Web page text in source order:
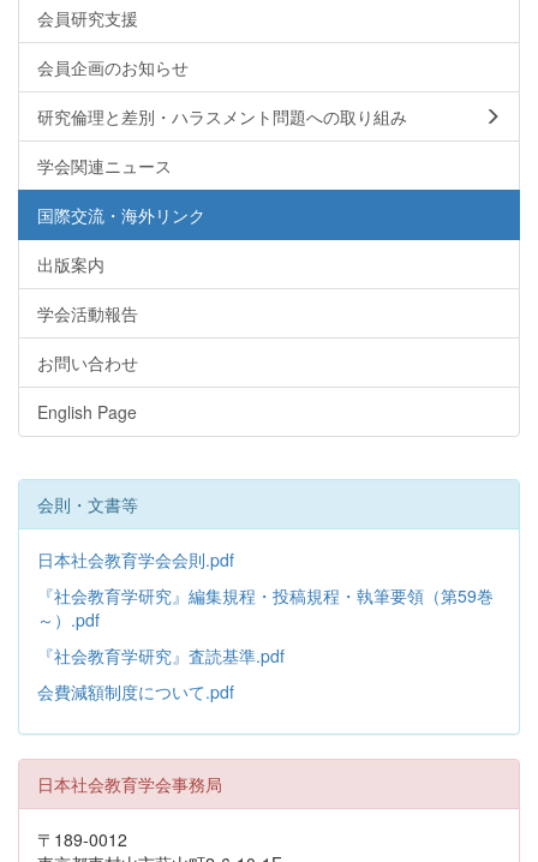
会員研究支援
会員企画のお知らせ
研究倫理と差別・ハラスメント問題への取り組み
学会関連ニュース
国際交流・海外リンク
出版案内
学会活動報告
お問い合わせ
English Page
会則・文書等
日本社会教育学会会則.pdf
『社会教育学研究』編集規程・投稿規程・執筆要領（第59巻
～）.pdf
『社会教育学研究』査読基準.pdf
会費減額制度について.pdf
日本社会教育学会事務局
〒189-0012